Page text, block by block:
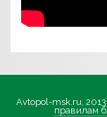
Avtopol-msk.ru,
правилам